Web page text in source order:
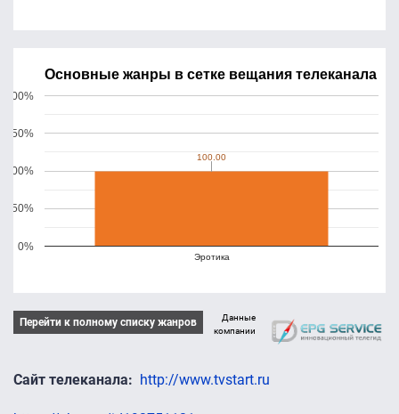
Основные жанры в сетке вещания телеканала
Эротика
0%
50%
100%
150%
200%
100.00
100.00
Перейти к полному списку жанров
Данные
компании
Сайт телеканала http://www.tvstart.ru